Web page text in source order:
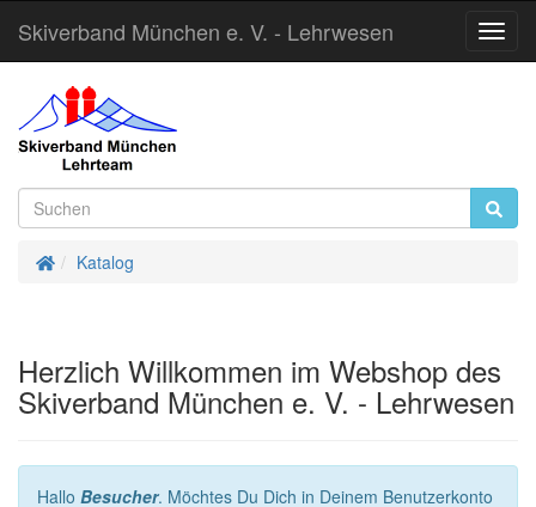
Skiverband München e. V. - Lehrwesen
Startseite
Katalog
Herzlich Willkommen im Webshop des
Skiverband München e. V. - Lehrwesen
Hallo Besucher. Möchtes Du Dich in Deinem Benutzerkonto